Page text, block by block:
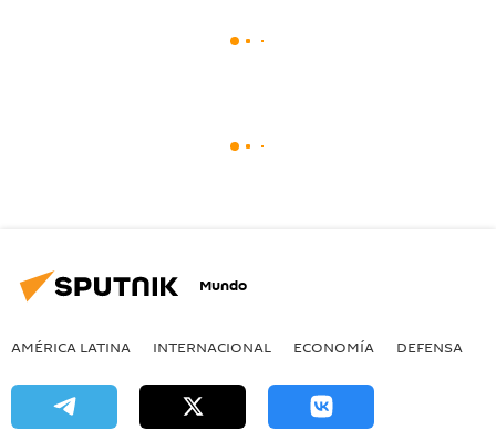
Mundo
AMÉRICA LATINA INTERNACIONAL ECONOMÍA DEFENSA